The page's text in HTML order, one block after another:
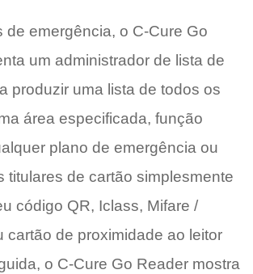
de emergência, o C-Cure Go
um administrador de lista de
produzir uma lista de todos os
área especificada, função
plano de emergência ou
titulares de cartão simplesmente
código QR, Iclass, Mifare /
cartão de proximidade ao leitor
o C-Cure Go Reader mostra